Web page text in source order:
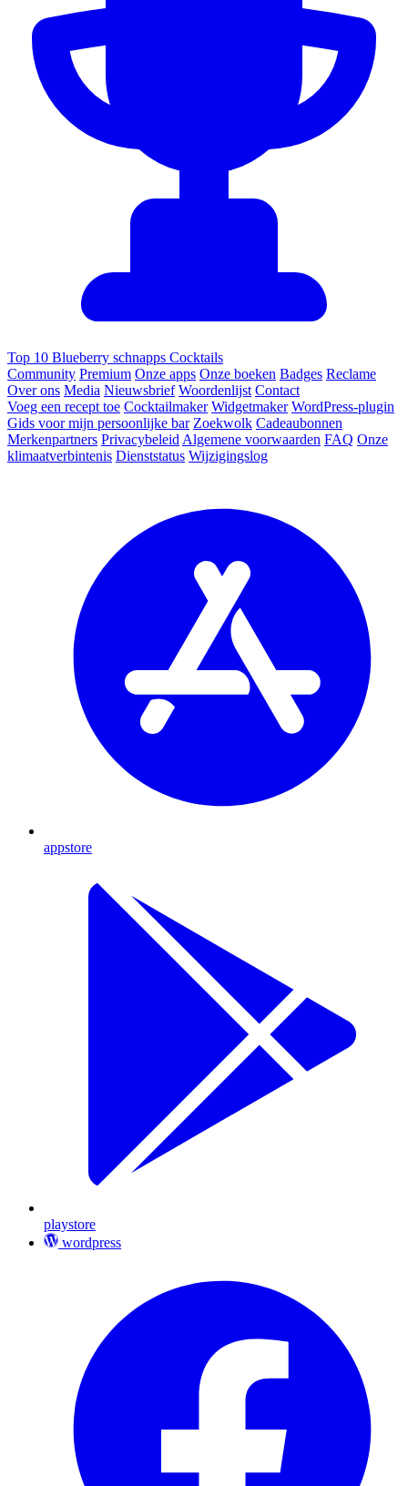
Top 10 Blueberry schnapps Cocktails
Community Premium Onze apps Onze boeken Badges Reclame
Over ons Media Nieuwsbrief Woordenlijst Contact
Voeg een recept toe Cocktailmaker Widgetmaker WordPress-plugin
Gids voor mijn persoonlijke bar Zoekwolk Cadeaubonnen
Merkenpartners Privacybeleid Algemene voorwaarden FAQ Onze
klimaatverbintenis Dienststatus Wijzigingslog
appstore
playstore
wordpress